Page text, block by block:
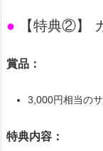
● 【特典②】
賞品：
3,000円相当の
特典内容：